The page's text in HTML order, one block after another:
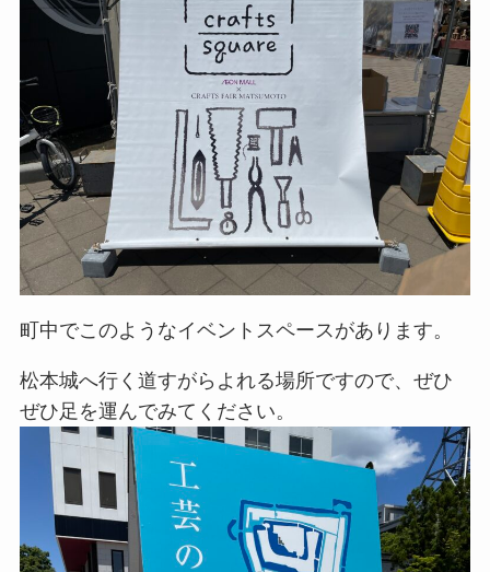
町中でこのようなイベントスペースがあります。
松本城へ行く道すがらよれる場所ですので、ぜひ
ぜひ足を運んでみてください。